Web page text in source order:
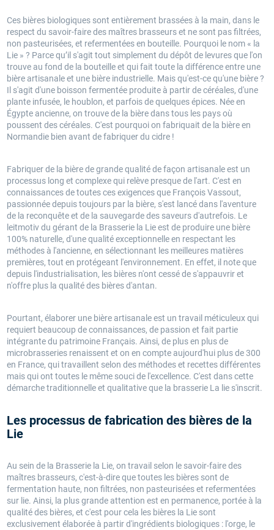
Ces bières biologiques sont entièrement brassées à la main, dans le
respect du savoir-faire des maîtres brasseurs et ne sont pas filtrées,
non pasteurisées, et refermentées en bouteille. Pourquoi le nom « la
Lie » ? Parce qu’il s'agit tout simplement du dépôt de levures que l'on
trouve au fond de la bouteille et qui fait toute la différence entre une
bière artisanale et une bière industrielle. Mais qu'est-ce qu'une bière ?
Il s'agit d'une boisson fermentée produite à partir de céréales, d'une
plante infusée, le houblon, et parfois de quelques épices. Née en
Égypte ancienne, on trouve de la bière dans tous les pays où
poussent des céréales. C'est pourquoi on fabriquait de la bière en
Normandie bien avant de fabriquer du cidre !
Fabriquer de la bière de grande qualité de façon artisanale est un
processus long et complexe qui relève presque de l'art. C'est en
connaissances de toutes ces exigences que François Vassout,
passionnée depuis toujours par la bière, s'est lancé dans l'aventure
de la reconquête et de la sauvegarde des saveurs d'autrefois. Le
leitmotiv du gérant de la Brasserie la Lie est de produire une bière
100% naturelle, d'une qualité exceptionnelle en respectant les
méthodes à l'ancienne, en sélectionnant les meilleures matières
premières, tout en protégeant l'environnement. En effet, il note que
depuis l'industrialisation, les bières n'ont cessé de s'appauvrir et
n'offre plus la qualité des bières d'antan.
Pourtant, élaborer une bière artisanale est un travail méticuleux qui
requiert beaucoup de connaissances, de passion et fait partie
intégrante du patrimoine Français. Ainsi, de plus en plus de
microbrasseries renaissent et on en compte aujourd'hui plus de 300
en France, qui travaillent selon des méthodes et recettes différentes
mais qui ont toutes le même souci de l'excellence. C'est dans cette
démarche traditionnelle et qualitative que la brasserie La lie s'inscrit.
Les processus de fabrication des bières de la
Lie
Au sein de la Brasserie la Lie, on travail selon le savoir-faire des
maîtres brasseurs, c'est-à-dire que toutes les bières sont de
fermentation haute, non filtrées, non pasteurisées et refermentées
sur lie. Ainsi, la plus grande attention est en permanence, portée à la
qualité des bières, et c'est pour cela les bières la Lie sont
exclusivement élaborée à partir d'ingrédients biologiques : l'orge, le